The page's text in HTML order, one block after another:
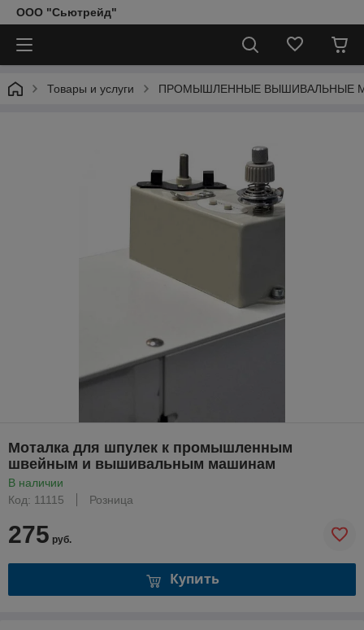
ООО "Сьютрейд"
Товары и услуги ПРОМЫШЛЕННЫЕ ВЫШИВАЛЬНЫЕ
Моталка для шпулек к промышленным
швейным и вышивальным машинам
В наличии
Код: 11115
Розница
275 руб.
Купить